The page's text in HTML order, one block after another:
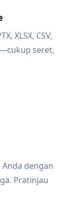
XLSX, CSV,
seret,
dengan
Pratinjau